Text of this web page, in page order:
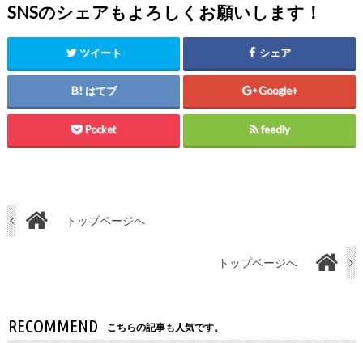
SNSのシェアもよろしくお願いします！
ツイート シェア
はてブ Google+
Pocket feedly
トップページへ
トップページへ
RECOMMEND こちらの記事も人気です。